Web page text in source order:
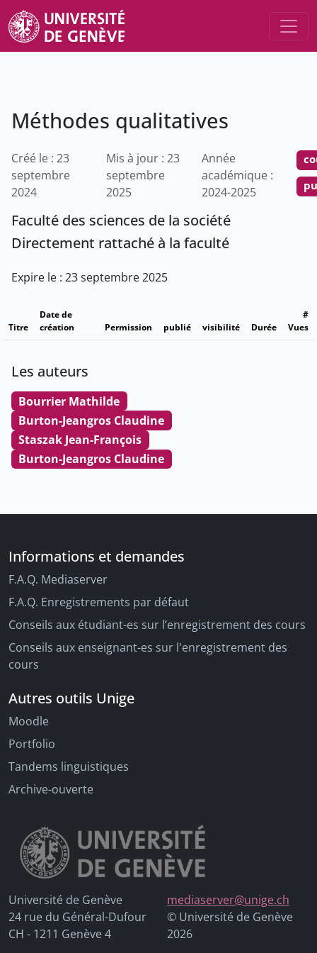
Méthodes qualitatives
Créé le : 23
septembre
2024
Mis à jour : 23
septembre
2025
Année
académique :
2024-2025
Faculté des sciences de la société
Directement rattaché à la faculté
Expire le : 23 septembre 2025
Titre
Date de
création
Permission publié visibilité Durée
#
Vues
Les auteurs
Bourrier Mathilde
Burton-Jeangros Claudine
Staszak Jean-François
Burton-Jeangros Claudine
Informations et demandes
F.A.Q. Mediaserver
F.A.Q. Enregistrements par défaut
Conseils aux étudiant-es sur l’enregistrement des cours
Conseils aux enseignant-es sur l'enregistrement des
cours
Autres outils Unige
Moodle
Portfolio
Tandems linguistiques
Archive-ouverte
Université de Genève
24 rue du Général-Dufour
CH - 1211 Genève 4
mediaserver@unige.ch
© Université de Genève
2026